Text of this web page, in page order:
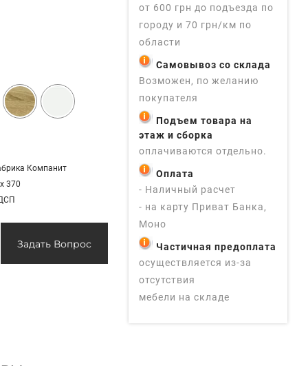
Компанит
370
Задать Вопрос
от 600 грн до подъезда по
городу и 70 грн/км по
области
Самовывоз со склада
Возможен, по желанию
покупателя
Подъем товара на
этаж и сборка
оплачиваются отдельно.
Оплата
- Наличный расчет
- на карту Приват Банка,
Моно
Частичная предоплата
осуществляется из-за
отсутствия
мебели на складе